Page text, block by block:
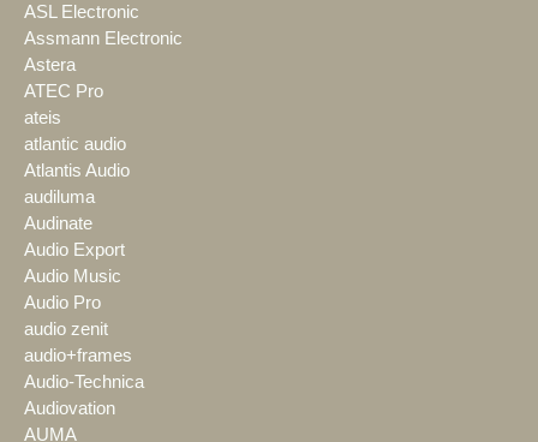
ASL Electronic
Assmann Electronic
Astera
ATEC Pro
ateis
atlantic audio
Atlantis Audio
audiluma
Audinate
Audio Export
Audio Music
Audio Pro
audio zenit
audio+frames
Audio-Technica
Audiovation
AUMA